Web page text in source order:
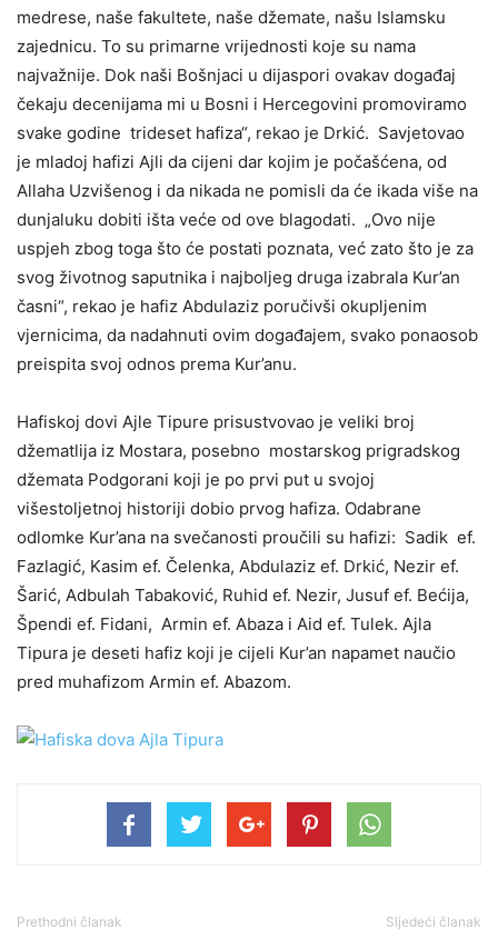
medrese, naše fakultete, naše džemate, našu Islamsku
zajednicu. To su primarne vrijednosti koje su nama
najvažnije. Dok naši Bošnjaci u dijaspori ovakav događaj
čekaju decenijama mi u Bosni i Hercegovini promoviramo
svake godine trideset hafiza“, rekao je Drkić. Savjetovao
je mladoj hafizi Ajli da cijeni dar kojim je počašćena, od
Allaha Uzvišenog i da nikada ne pomisli da će ikada više na
dunjaluku dobiti išta veće od ove blagodati. „Ovo nije
uspjeh zbog toga što će postati poznata, već zato što je za
svog životnog saputnika i najboljeg druga izabrala Kur’an
časni“, rekao je hafiz Abdulaziz poručivši okupljenim
vjernicima, da nadahnuti ovim događajem, svako ponaosob
preispita svoj odnos prema Kur’anu.
Hafiskoj dovi Ajle Tipure prisustvovao je veliki broj
džematlija iz Mostara, posebno mostarskog prigradskog
džemata Podgorani koji je po prvi put u svojoj
višestoljetnoj historiji dobio prvog hafiza. Odabrane
odlomke Kur’ana na svečanosti proučili su hafizi: Sadik ef.
Fazlagić, Kasim ef. Čelenka, Abdulaziz ef. Drkić, Nezir ef.
Šarić, Adbulah Tabaković, Ruhid ef. Nezir, Jusuf ef. Bećija,
Špendi ef. Fidani, Armin ef. Abaza i Aid ef. Tulek. Ajla
Tipura je deseti hafiz koji je cijeli Kur’an napamet naučio
pred muhafizom Armin ef. Abazom.
Prethodni članak Sljedeći članak